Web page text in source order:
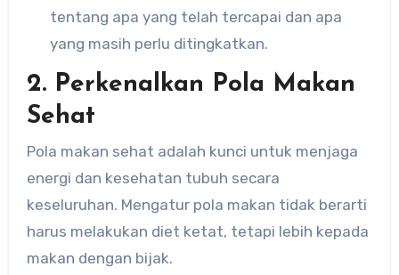
tentang apa yang telah tercapai dan apa
yang masih perlu ditingkatkan.
2. Perkenalkan Pola Makan
Sehat
Pola makan sehat adalah kunci untuk menjaga
energi dan kesehatan tubuh secara
keseluruhan. Mengatur pola makan tidak berarti
harus melakukan diet ketat, tetapi lebih kepada
makan dengan bijak.